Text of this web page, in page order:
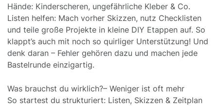
Hände: Kinderscheren, ungefährliche Kleber & Co.
Listen helfen: Mach vorher Skizzen, nutz Checklisten
und teile große Projekte in kleine DIY Etappen auf. So
klappt’s auch mit noch so quirliger Unterstützung! Und
denk daran – Fehler gehören dazu und machen jede
Bastelrunde einzigartig.
Was brauchst du wirklich?– Weniger ist oft mehr
So startest du strukturiert: Listen, Skizzen & Zeitplan